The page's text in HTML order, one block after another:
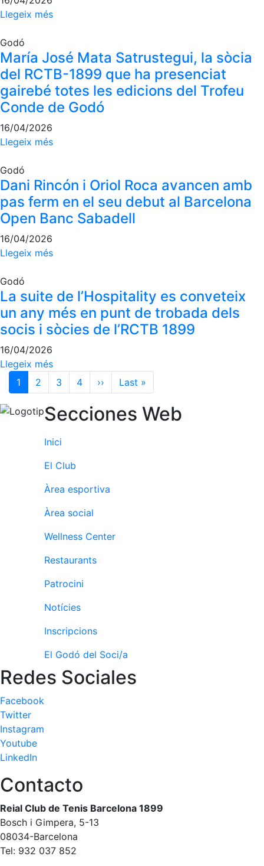
Llegeix més
Godó
María José Mata Satrustegui, la sòcia
del RCTB-1899 que ha presenciat
gairebé totes les edicions del Trofeu
Conde de Godó
16/04/2026
Llegeix més
Godó
Dani Rincón i Oriol Roca avancen amb
pas ferm en el seu debut al Barcelona
Open Banc Sabadell
16/04/2026
Llegeix més
Godó
La suite de l’Hospitality es conveteix
un any més en punt de trobada dels
socis i sòcies de l’RCTB 1899
16/04/2026
Llegeix més
Paginació
1 2 3 4 ›› Pàgina següent
Last »
Secciones Web
Inici
El Club
Àrea esportiva
Àrea social
Wellness Center
Restaurants
Patrocini
Notícies
Inscripcions
El Godó del Soci/a
Redes Sociales
Facebook
Twitter
Instagram
Youtube
LinkedIn
Contacto
Reial Club de Tenis Barcelona 1899
Bosch i Gimpera, 5-13
08034-Barcelona
Tel: 932 037 852